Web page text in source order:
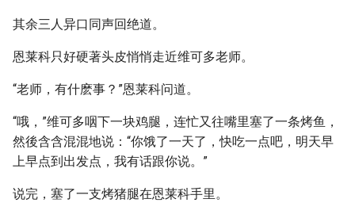
其余三人异口同声回绝道。
恩莱科只好硬著头皮悄悄走近维可多老师。
“老师，有什麽事？”恩莱科问道。
“哦，”维可多咽下一块鸡腿，连忙又往嘴里塞了一条烤鱼，
然後含含混混地说：“你饿了一天了，快吃一点吧，明天早
上早点到出发点，我有话跟你说。”
说完，塞了一支烤猪腿在恩莱科手里。